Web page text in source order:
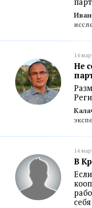
14
Не
14
В
себя